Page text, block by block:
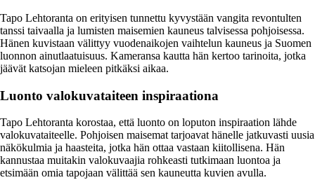
Tapo Lehtoranta on erityisen tunnettu kyvystään vangita revontulten
tanssi taivaalla ja lumisten maisemien kauneus talvisessa pohjoisessa.
Hänen kuvistaan välittyy vuodenaikojen vaihtelun kauneus ja Suomen
luonnon ainutlaatuisuus. Kameransa kautta hän kertoo tarinoita, jotka
jäävät katsojan mieleen pitkäksi aikaa.
Luonto valokuvataiteen inspiraationa
Tapo Lehtoranta korostaa, että luonto on loputon inspiraation lähde
valokuvataiteelle. Pohjoisen maisemat tarjoavat hänelle jatkuvasti uusia
näkökulmia ja haasteita, jotka hän ottaa vastaan kiitollisena. Hän
kannustaa muitakin valokuvaajia rohkeasti tutkimaan luontoa ja
etsimään omia tapojaan välittää sen kauneutta kuvien avulla.